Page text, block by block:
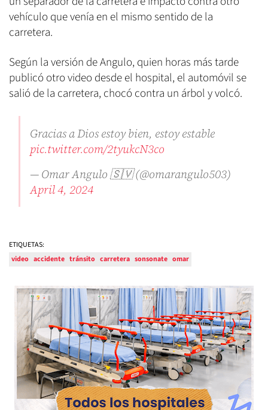
vehículo que venía en el mismo sentido de la
carretera.
Según la versión de Angulo, quien horas más tarde
publicó otro video desde el hospital, el automóvil se
salió de la carretera, chocó contra un árbol y volcó.
Gracias a Dios estoy bien, estoy estable
pic.twitter.com/2tyukcN3co
— Omar Angulo 🇸🇻 (@omarangulo503)
April 4, 2024
ETIQUETAS:
video accidente tránsito carretera sonsonate omar